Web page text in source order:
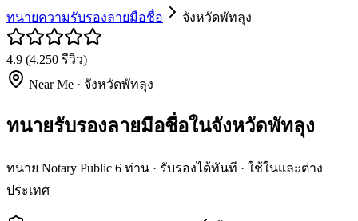
ทนายความรับรองลายมือชื่อ
จังหวัดพัทลุง
4.9 (4,250 รีวิว)
Near Me · จังหวัดพัทลุง
ทนายรับรองลายมือชื่อในจังหวัดพัทลุง
ทนาย Notary Public 6 ท่าน · รับรองได้ทันที · ใช้ในและต่าง
ประเทศ